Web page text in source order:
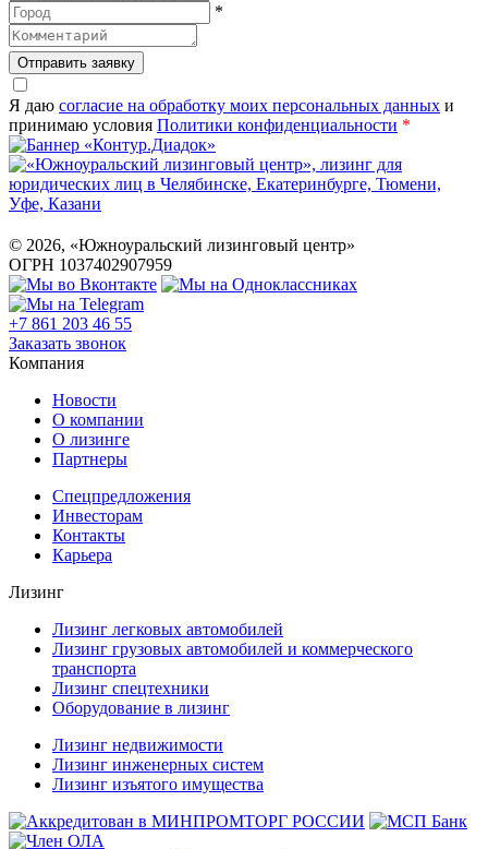
*
Отправить заявку
Я даю согласие на обработку моих персональных данных и
принимаю условия Политики конфиденциальности *
© 2026, «Южноуральский лизинговый центр»
ОГРН 1037402907959
+7 861 203 46 55
Заказать звонок
Компания
Новости
О компании
О лизинге
Партнеры
Спецпредложения
Инвесторам
Контакты
Карьера
Лизинг
Лизинг легковых автомобилей
Лизинг грузовых автомобилей и коммерческого
транспорта
Лизинг спецтехники
Оборудование в лизинг
Лизинг недвижимости
Лизинг инженерных систем
Лизинг изъятого имущества